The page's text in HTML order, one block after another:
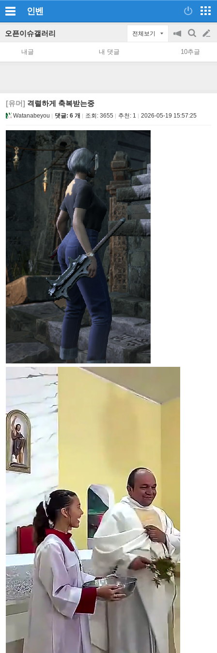
인벤
오픈이슈갤러리 전체보기
공
지
on/off
검
색
글
쓰
내글 내 댓글 10추글
[유머] 격렬하게 축복받는중
Watanabeyou 댓글: 6 개 조회: 3655 추천: 1 2026-05-19 15:57:25